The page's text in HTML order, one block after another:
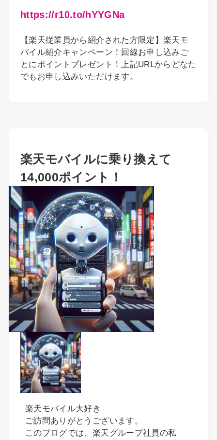
https://r10.to/hYYGNa
【楽天従業員から紹介された方限定】楽天モ
バイル紹介キャンペーン！回線お申し込みご
とにポイントプレゼント！上記URLからどなた
でもお申し込みいただけます。
楽天モバイルに乗り換えて
14,000ポイント！
楽天モバイル大好き
ご訪問ありがとうございます。
このブログでは、楽天グループ社員の私